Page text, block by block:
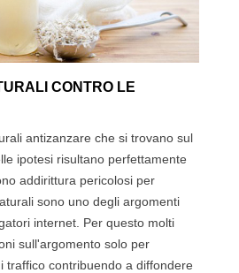
CONTRO LE
antizanzare che si trovano sul
ipotesi risultano perfettamente
addirittura pericolosi per
sono uno degli argomenti
internet. Per questo molti
sull'argomento solo per
traffico contribuendo a diffondere